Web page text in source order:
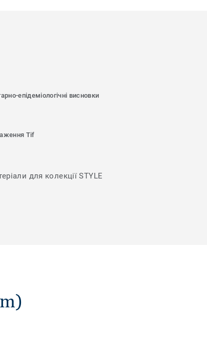
епідеміологічні висновки
Tif
для колекції STYLE